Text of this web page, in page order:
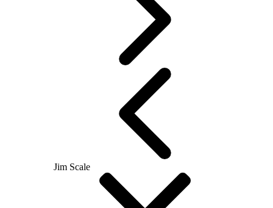
Jim Scale